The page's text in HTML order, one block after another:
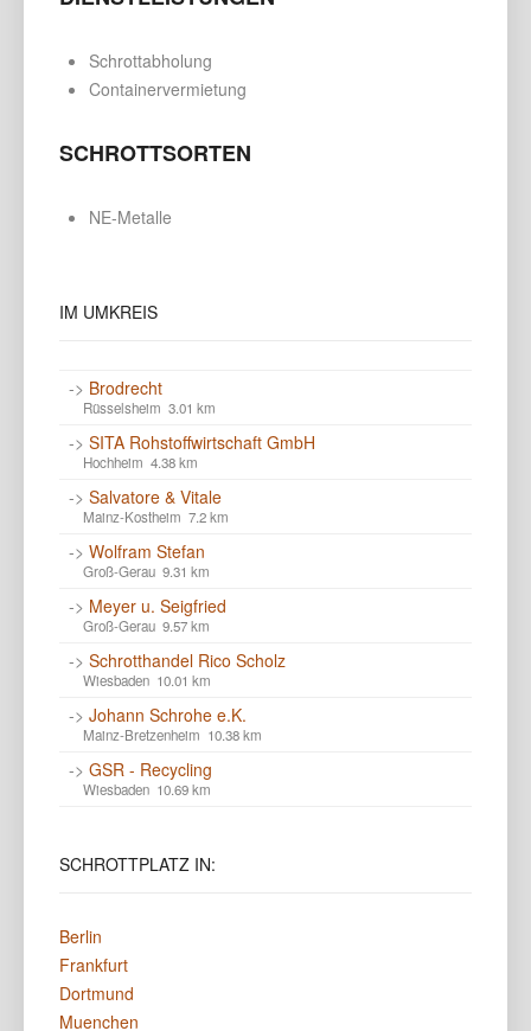
Schrottabholung
Containervermietung
SCHROTTSORTEN
NE-Metalle
IM UMKREIS
-> Brodrecht
Rüsselsheim 3.01 km
-> SITA Rohstoffwirtschaft GmbH
Hochheim 4.38 km
-> Salvatore & Vitale
Mainz-Kostheim 7.2 km
-> Wolfram Stefan
Groß-Gerau 9.31 km
-> Meyer u. Seigfried
Groß-Gerau 9.57 km
-> Schrotthandel Rico Scholz
Wiesbaden 10.01 km
-> Johann Schrohe e.K.
Mainz-Bretzenheim 10.38 km
-> GSR - Recycling
Wiesbaden 10.69 km
SCHROTTPLATZ IN:
Berlin
Frankfurt
Dortmund
Muenchen